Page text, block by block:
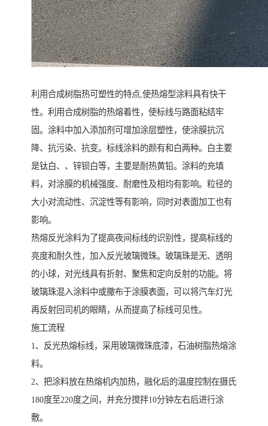
利用合成树脂热可塑性的特点,使热熔型涂料具有快干
性。利用合成树脂的热熔着性，使标线与路面粘结牢
固。涂料中加入添加剂可增加涂层塑性，使涂膜抗沉
降、抗污染、抗变。标线涂料的颜有和白两种。白主要
是钛白、、锌钡白等，主要是耐热黄铅。涂料的充填
料，对涂膜的机械强度、耐磨性及相均有影响。粒径的
大小对流动性、沉淀性等有影响，同时对表面加工也有
影响。
热熔反光涂料为了提高夜间标线的识别性，提高标线的
亮度和耐久性，加入反光玻璃微珠。玻璃珠是无、透明
的小球，对光线具有折射、聚焦和定向反射的功能。将
玻璃珠混入涂料中或撒布于涂膜表面，可以将汽车灯光
再反射回司机的眼睛，从而提高了标线可见性。
施工流程
1、反光热熔标线，采用玻璃微珠底漆，石油树脂热熔涂
料。
2、把涂料放在热熔机内加热，融化后的温度控制在摄氏
180度至220度之间，并充分搅拌10分钟左右后进行涂
敷。